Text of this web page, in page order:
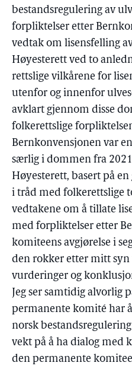
bestandsregulering av
forpliktelser etter
vedtak om lisensfelling
Høyesterett ved to
rettslige vilkårene for
utenfor og innenfor
avklart gjennom disse
folkerettslige
Bernkonvensjonen var
særlig i dommen fra
Høyesterett, basert på
i tråd med folkerettslige
vedtakene om å tillate
med forpliktelser etter
komiteens avgjørelse i
den rokker etter mitt syn
vurderinger og
Jeg ser samtidig alvorlig
permanente komité har
norsk
vekt på å ha dialog med
den permanente